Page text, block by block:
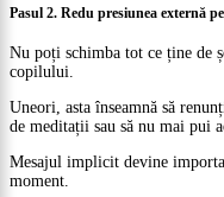
Pasul 2. Redu presiunea externă
Nu poți schimba tot ce ține de
copilului.
Uneori, asta înseamnă să
de meditații sau să nu mai pui
Mesajul implicit devine
moment.